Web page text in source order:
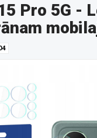
Pro 5G -